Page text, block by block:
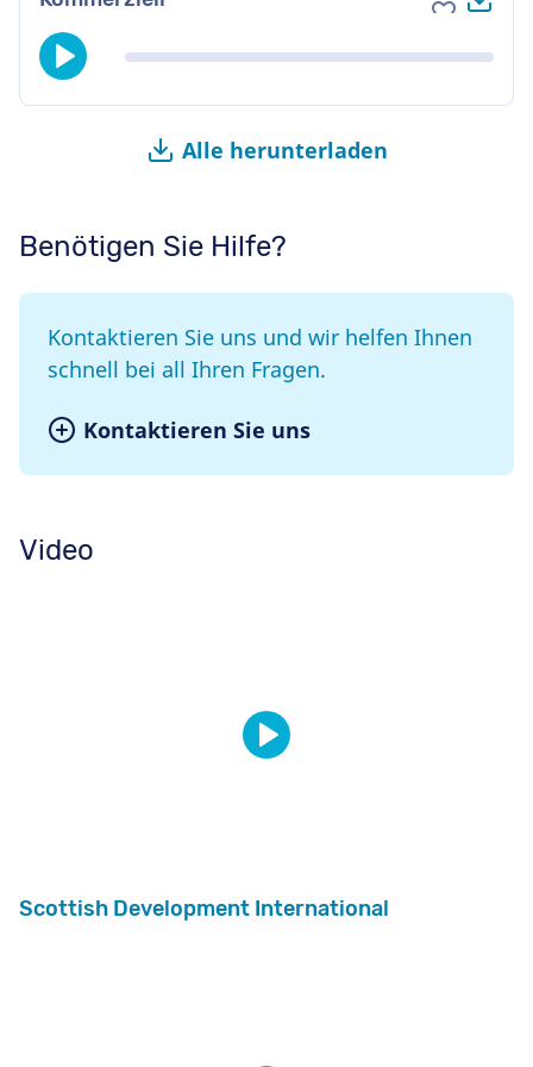
Zu
Alle herunterladen
Benötigen Sie Hilfe?
Kontaktieren Sie uns und wir helfen Ihnen
schnell bei all Ihren Fragen.
Kontaktieren Sie uns
Video
Scottish Development International